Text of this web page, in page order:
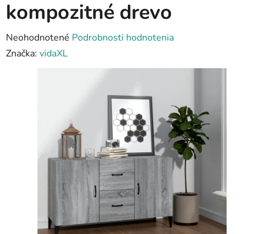
kompozitné drevo
Priemerné
hodnotenie
Neohodnotené Podrobnosti hodnotenia
Značka: vidaXL